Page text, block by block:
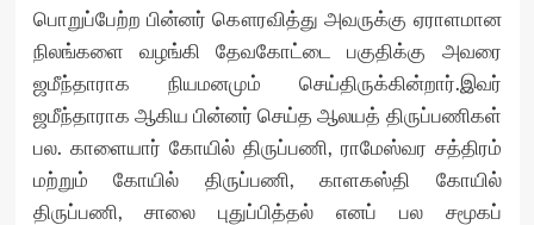
பொறுப்பேற்ற பின்னர் கௌரவித்து அவருக்கு ஏராளமான
நிலங்களை வழங்கி தேவகோட்டை பகுதிக்கு அவரை
ஜமீந்தாராக நியமனமும் செய்திருக்கின்றார்.இவர்
ஜமீந்தாராக ஆகிய பின்னர் செய்த ஆலயத் திருப்பணிகள்
பல. காளையார் கோயில் திருப்பணி, ராமேஸ்வர சத்திரம்
மற்றும் கோயில் திருப்பணி, காளகஸ்தி கோயில்
திருப்பணி, சாலை புதுப்பித்தல் எனப் பல சமூகப்